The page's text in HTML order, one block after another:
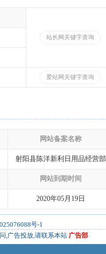
站长网关键字查询
爱站网关键字查询
网站备案名称
射阳县陈洋新利日用品经营部
网站到期时间
2020年05月19日
号-1
,广告投放,请联系本站 广告部